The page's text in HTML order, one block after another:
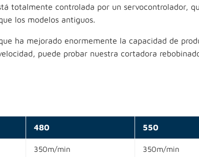
totalmente controlada por un servocontrolador,
los modelos antiguos.
ha mejorado enormemente la capacidad de
puede probar nuestra cortadora
480 550
350m/min 350m/min